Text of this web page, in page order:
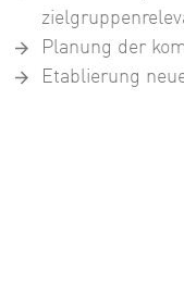
Planung der
Etablierung